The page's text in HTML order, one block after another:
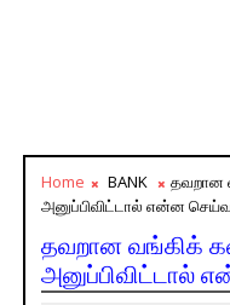
Home BANK
தவறான
அனுப்பிவிட்டால் என்ன
தவறான வங்கிக்
அனுப்பிவிட்டால்